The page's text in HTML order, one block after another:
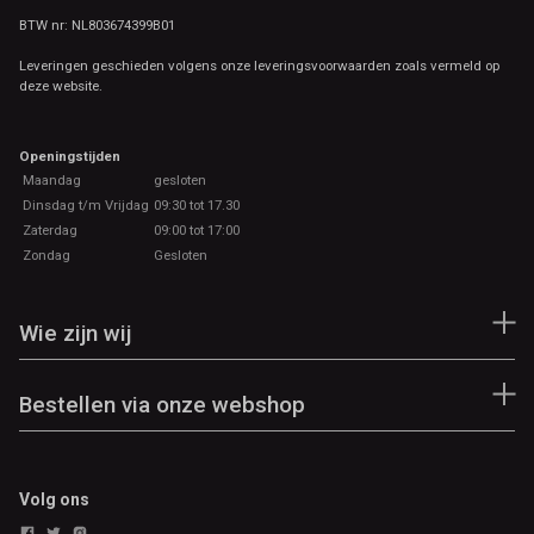
een duurzame schokabsorptie
helpen verminderen en een
• De Vibram TC5+-buitenzool
zorgt voor uitzonderlijke tractie
voor multisportactiviteiten in de
buitenlucht, exclusief
BTW nr: NL803674399B01
Leveringen geschieden volgens onze leveringsvoorwaarden zoals vermeld op
deze website.
Openingstijden
Maandag
gesloten
Dinsdag t/m Vrijdag 09:30 tot 17.30
Zaterdag
09:00 tot 17:00
Zondag
Gesloten
Wie zijn wij
Bestellen via onze webshop
Volg ons